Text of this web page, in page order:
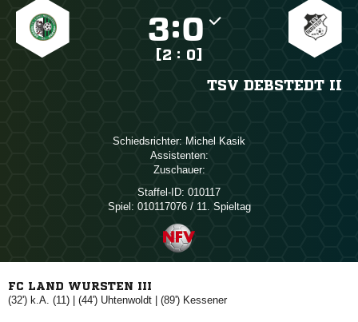
:
[2 : 0]
TSV DEBSTEDT II
Schiedsrichter:  
Assistenten:
Zuschauer:
Staffel-ID: 010117
Spiel: 010117076 / 11. Spieltag
FC LAND WURSTEN III
(32') k.A. (11) | (44')  | (89') 